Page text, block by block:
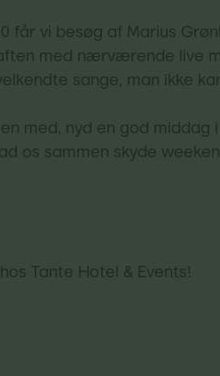
får vi besøg af Marius
med nærværende live
sange, man ikke
med, nyd en god middag
os sammen skyde
Tante Hotel & Events!